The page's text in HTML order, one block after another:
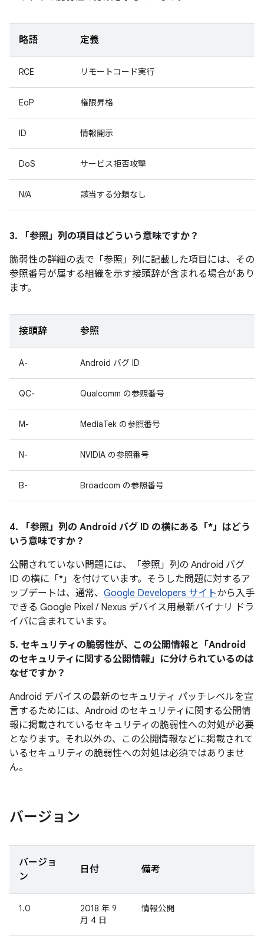
略語 定義
RCE リモートコード実行
EoP 権限昇格
ID 情報開示
DoS サービス拒否攻撃
N/A 該当する分類なし
3. 「参照」 列の項目はどういう意味ですか？
脆弱性の詳細の表で「参照」列に記載した項目には、その
参照番号が属する組織を示す接頭辞が含まれる場合があり
ます。
接頭辞 参照
A- Android バグ ID
QC- Qualcomm の参照番号
M- MediaTek の参照番号
N- NVIDIA の参照番号
B- Broadcom の参照番号
4. 「参照」 列の Android バグ ID の横にある「*」はどう
いう意味ですか？
公開されていない問題には、「参照」列の Android バグ
ID の横に「*」を付けています。そうした問題に対するア
ップデートは、通常、 Google Developers サイトから入手
できる Google Pixel / Nexus デバイス用最新バイナリ ドラ
イバに含まれています。
5. セキュリティの脆弱性が、この公開情報と「Android
のセキュリティに関する公開情報」に分けられているのは
なぜですか？
Android デバイスの最新のセキュリティ パッチレベルを宣
言するためには、Android のセキュリティに関する公開情
報に掲載されているセキュリティの脆弱性への対処が必要
となります。それ以外の、この公開情報などに掲載されて
いるセキュリティの脆弱性への対処は必須ではありませ
ん。
バージョン
バージョ
ン
日付 備考
1.0
2018 年 9
月 4 日
情報公開